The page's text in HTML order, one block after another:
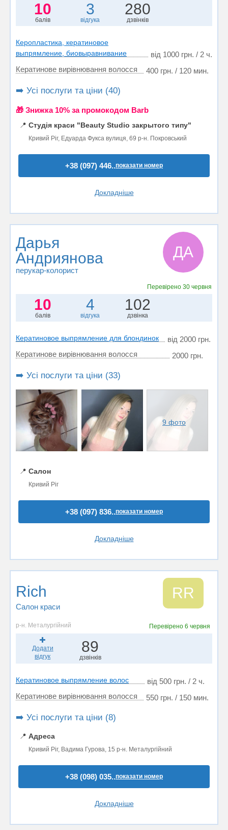
10
балів
3
відгука
280
дзвінків
Керопластика, кератиновое
выпрямление, биовыравнивание
від 1000 грн. / 2 ч.
Кератинове вирівнювання волосся
400 грн. / 120 мин.
➡️ Усі послуги та ціни (40)
🎁 Знижка 10% за промокодом Barb
📍 Студія краси "Beauty Studio закрытого типу"
Кривий Ріг, Едуарда Фукса вулиця, 69 р-н. Покровський
+38 (097) 446..показати номер
Докладніше
Дарья
Андриянова
перукар-колорист
ДА
Перевірено30 червня
10
балів
4
відгука
102
дзвінка
Кератиновое выпрямление для блондинок
від 2000 грн.
Кератинове вирівнювання волосся
2000 грн.
➡️ Усі послуги та ціни (33)
9 фото
📍 Салон
Кривий Ріг
+38 (097) 836..показати номер
Докладніше
Rich
Салон краси
RR
р-н. Металургійний Перевірено 6 червня
Додати
відгук
89
дзвінків
Кератиновое выпрямление волос
від 500 грн. / 2 ч.
Кератинове вирівнювання волосся
550 грн. / 150 мин.
➡️ Усі послуги та ціни (8)
📍 Адреса
Кривий Ріг, Вадима Гурова, 15 р-н. Металургійний
+38 (098) 035..показати номер
Докладніше